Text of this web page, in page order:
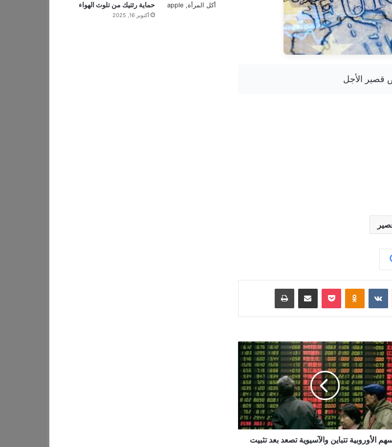
‏VKontakte
الأوروبية تتباين والآسيوية تصعد بعد تثبيت
حماية رئتيك من تلوث الهواء
أكتوبر 16, 2025